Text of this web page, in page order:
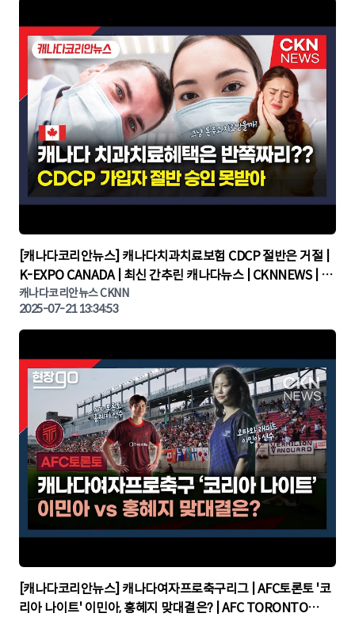
▶
[캐나다코리안뉴스] 캐나다치과치료보험 CDCP 절반은 거절 |
K-EXPO CANADA | 최신 간추린 캐나다뉴스 | CKNNEWS | 캐
나다뉴스 | 토론토뉴스
캐나다코리안뉴스 CKNN
2025-07-21 13:34:53
▶
[캐나다코리안뉴스] 캐나다여자프로축구리그 | AFC토론토 '코
리아 나이트' 이민아, 홍혜지 맞대결은? | AFC TORONTO